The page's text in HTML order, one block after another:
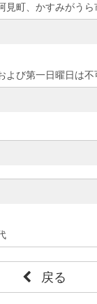
見町、かすみがうら
び第一日曜日は不
戻る